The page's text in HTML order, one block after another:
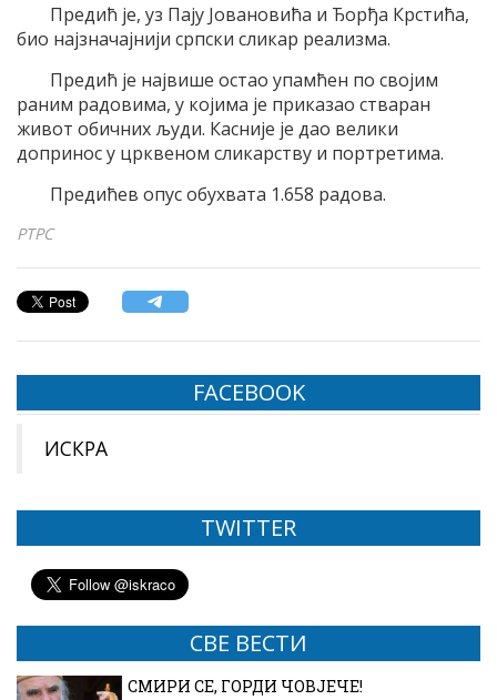
Предић је, уз Пају Јовановића и Ђорђа Крстића,
био најзначајнији српски сликар реализма.
Предић је највише остао упамћен по својим
раним радовима, у којима је приказао стваран
живот обичних људи. Касније је дао велики
допринос у црквеном сликарству и портретима.
Предићев опус обухвата 1.658 радова.
РТРС
FACEBOOK
ИСКРА
TWITTER
СВЕ ВЕСТИ
СМИРИ СЕ, ГОРДИ ЧОВЈЕЧЕ!